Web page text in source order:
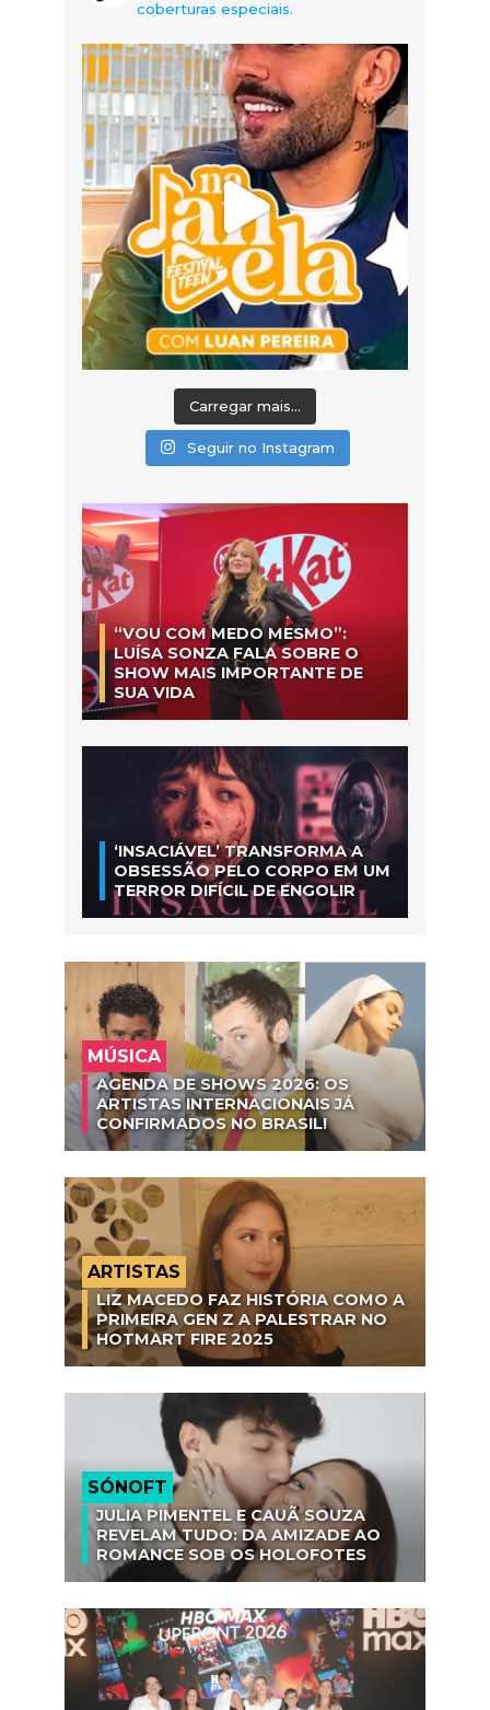
coberturas especiais.
Carregar mais...
Seguir no Instagram
“VOU COM MEDO MESMO”:
LUÍSA SONZA FALA SOBRE O
SHOW MAIS IMPORTANTE DE
SUA VIDA
‘INSACIÁVEL’ TRANSFORMA A
OBSESSÃO PELO CORPO EM UM
TERROR DIFÍCIL DE ENGOLIR
MÚSICA
AGENDA DE SHOWS 2026: OS
ARTISTAS INTERNACIONAIS JÁ
CONFIRMADOS NO BRASIL!
ARTISTAS
LIZ MACEDO FAZ HISTÓRIA COMO A
PRIMEIRA GEN Z A PALESTRAR NO
HOTMART FIRE 2025
SÓNOFT
JULIA PIMENTEL E CAUÃ SOUZA
REVELAM TUDO: DA AMIZADE AO
ROMANCE SOB OS HOLOFOTES